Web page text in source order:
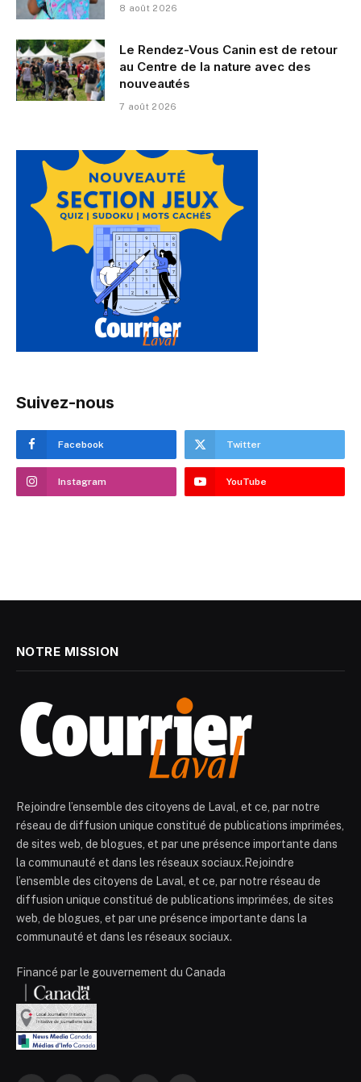
8 août 2026
Le Rendez-Vous Canin est de retour
au Centre de la nature avec des
nouveautés
7 août 2026
Suivez-nous
Facebook Twitter
Instagram YouTube
NOTRE MISSION
Rejoindre l’ensemble des citoyens de Laval, et ce, par notre
réseau de diffusion unique constitué de publications imprimées,
de sites web, de blogues, et par une présence importante dans
la communauté et dans les réseaux sociaux.Rejoindre
l’ensemble des citoyens de Laval, et ce, par notre réseau de
diffusion unique constitué de publications imprimées, de sites
web, de blogues, et par une présence importante dans la
communauté et dans les réseaux sociaux.
Financé par le gouvernement du Canada